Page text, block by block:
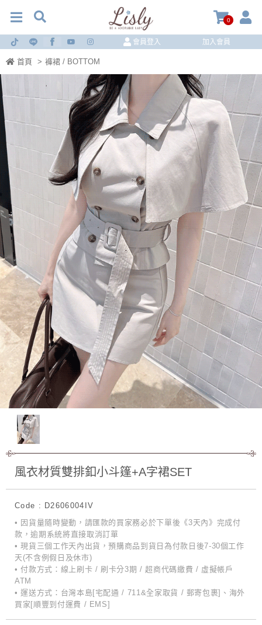
0
會員登入 加入會員
首頁 > 褲裙 / BOTTOM
風衣材質雙排釦小斗篷+A字裙SET
Code : D2606004IV
• 因貨量隨時變動，請匯款的買家務必於下單後《3天內》完成付
款，逾期系統將直接取消訂單
• 現貨三個工作天內出貨，預購商品到貨日為付款日後7-30個工作
天(不含例假日及休市)
• 付款方式：線上刷卡 / 刷卡分3期 / 超商代碼繳費 / 虛擬帳戶
ATM
• 運送方式：台灣本島[宅配通 / 711&全家取貨 / 郵寄包裹]、海外
買家[順豐到付運費 / EMS]